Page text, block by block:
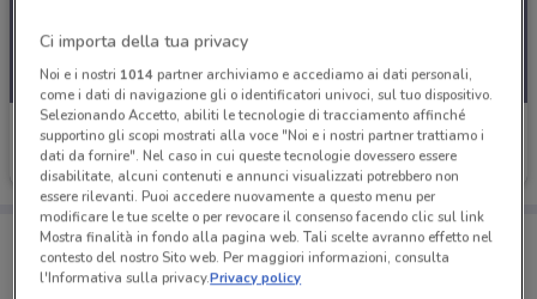
Valex
Scade il 22/09
Porta DoveConviene sempre con te!
Puoi trovare le migliori offerte dei negozi vicino a te,
salvarle e creare la tua lista del risparmio, comodamente
Ci importa della tua privacy
Noi e i nostri 1014partner archiviamo e accediamo ai dati personali,
come i dati di navigazione gli o identificatori univoci, sul tuo dispositivo.
Selezionando Accetto, abiliti le tecnologie di tracciamento affinché
supportino gli scopi mostrati alla voce "Noi e i nostri partner trattiamo i
dati da fornire". Nel caso in cui queste tecnologie dovessero essere
disabilitate, alcuni contenuti e annunci visualizzati potrebbero non
essere rilevanti. Puoi accedere nuovamente a questo menu per
modificare le tue scelte o per revocare il consenso facendo clic sul link
Mostra finalità in fondo alla pagina web. Tali scelte avranno effetto nel
contesto del nostro Sito web. Per maggiori informazioni, consulta
l'Informativa sulla privacy.Privacy policy